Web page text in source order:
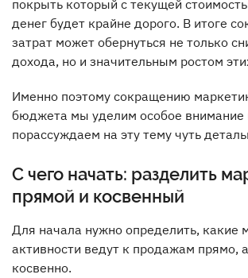
покрыть который с текущей
денег будет крайне дорого. В итоге
затрат может обернуться не только
дохода, но и значительным ростом
Именно поэтому сокращению
бюджета мы уделим особое внимание
порассуждаем на эту тему чуть
С чего начать: разделить
прямой и косвенный
Для начала нужно определить, какие
активности ведут к продажам прямо,
косвенно.